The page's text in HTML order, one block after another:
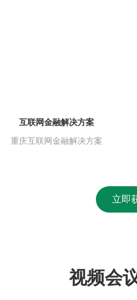
互联网金融解决方案
重庆互联网金融解决方案
立即
视频会